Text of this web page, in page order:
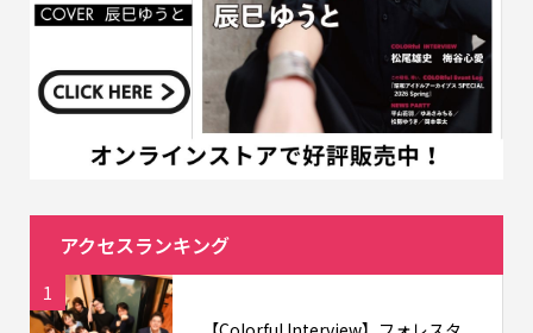
アクセスランキング
1